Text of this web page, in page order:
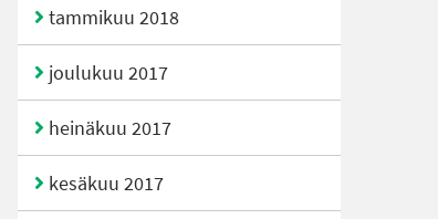
tammikuu 2018
joulukuu 2017
heinäkuu 2017
kesäkuu 2017